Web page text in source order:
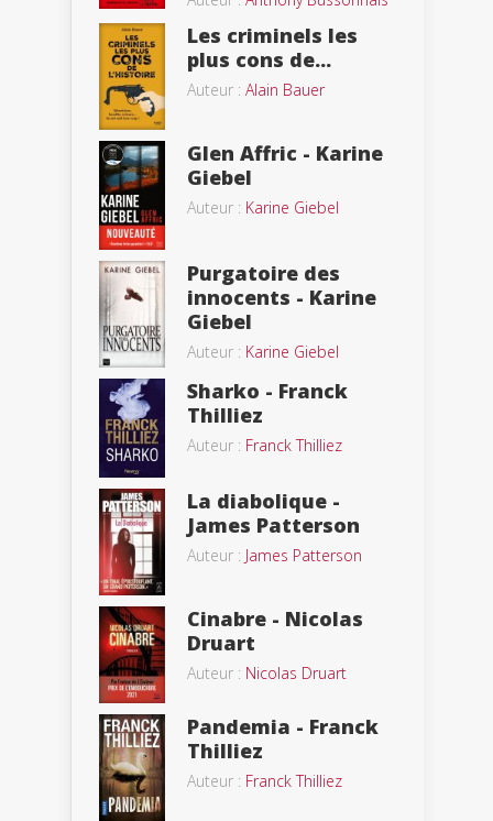
Les criminels les
plus cons de...
Auteur : Alain Bauer
Glen Affric - Karine
Giebel
Auteur : Karine Giebel
Purgatoire des
innocents - Karine
Giebel
Auteur : Karine Giebel
Sharko - Franck
Thilliez
Auteur : Franck Thilliez
La diabolique -
James Patterson
Auteur : James Patterson
Cinabre - Nicolas
Druart
Auteur : Nicolas Druart
Pandemia - Franck
Thilliez
Auteur : Franck Thilliez